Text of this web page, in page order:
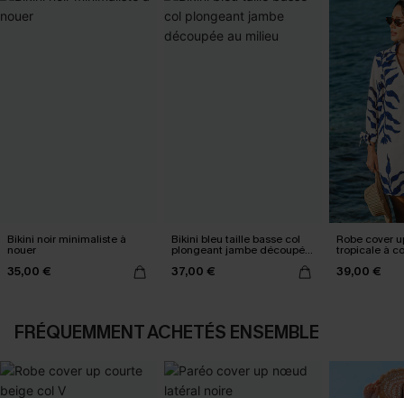
Bikini noir minimaliste à
nouer
35,00 €
Bikini bleu taille basse col
plongeant jambe découpée
au milieu
37,00 €
Robe cover
tropicale à
39,00 €
FRÉQUEMMENT ACHETÉS ENSEMBLE